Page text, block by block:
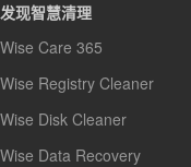
发现智慧清理
Wise Care 365
Wise Registry Cleaner
Wise Disk Cleaner
Wise Data Recovery